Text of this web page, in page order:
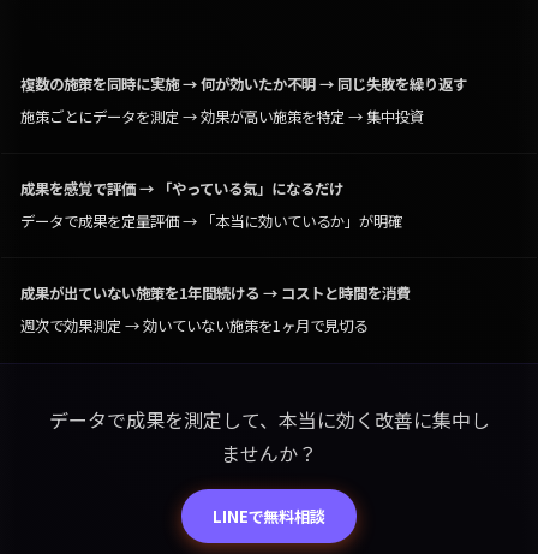
複数の施策を同時に実施 → 何が効いたか不明 → 同じ失敗を繰り返す
施策ごとにデータを測定 → 効果が高い施策を特定 → 集中投資
成果を感覚で評価 → 「やっている気」になるだけ
データで成果を定量評価 → 「本当に効いているか」が明確
成果が出ていない施策を1年間続ける → コストと時間を消費
週次で効果測定 → 効いていない施策を1ヶ月で見切る
データで成果を測定して、本当に効く改善に集中し
ませんか？
LINEで無料相談